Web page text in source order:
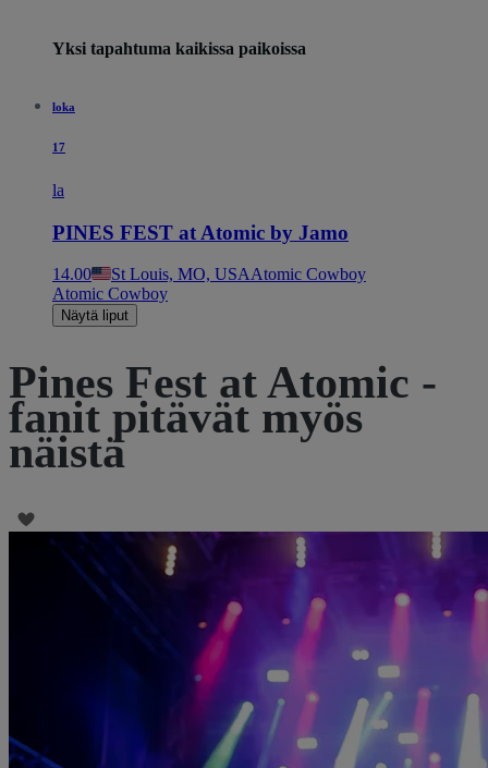
Yksi tapahtuma kaikissa paikoissa
loka
17
la
PINES FEST at Atomic by Jamo
14.00 St Louis, MO, USAAtomic Cowboy
Atomic Cowboy
Näytä liput
Pines Fest at Atomic -
fanit pitävät myös
näistä